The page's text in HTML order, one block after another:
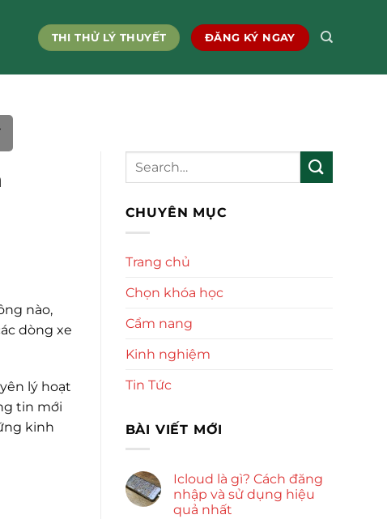
THI THỬ LÝ THUYẾT ĐĂNG KÝ NGAY
nào,
dòng xe
lý hoạt
tin mới
kinh
CHUYÊN MỤC
Trang chủ
Chọn khóa học
Cẩm nang
Kinh nghiệm
Tin Tức
BÀI VIẾT MỚI
Icloud là gì? Cách đăng
nhập và sử dụng hiệu
quả nhất